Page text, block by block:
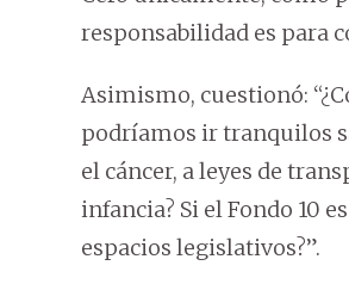
responsabilidad es para
Asimismo, cuestionó:
podríamos ir tranquilos
el cáncer, a leyes de
infancia? Si el Fondo 10
espacios legislativos?”.